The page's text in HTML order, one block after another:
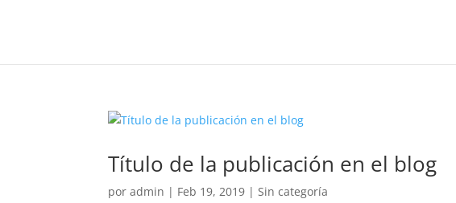
Título de la publicación en el blog
poradmin | Feb 19, 2019 |Sin categoría